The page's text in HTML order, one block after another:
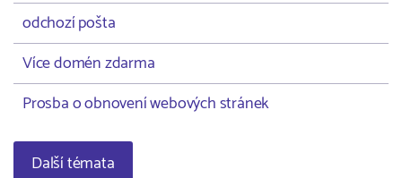
odchozí pošta
Více domén zdarma
Prosba o obnovení webových stránek
Další témata